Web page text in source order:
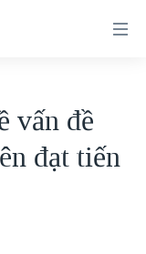
vấn đề
đạt tiến